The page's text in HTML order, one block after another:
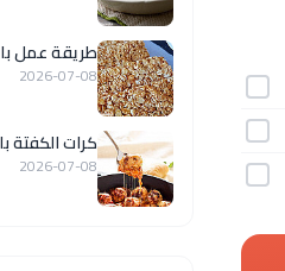
طريقة عمل
2026-07-08
كرات الكفتة
2026-07-08